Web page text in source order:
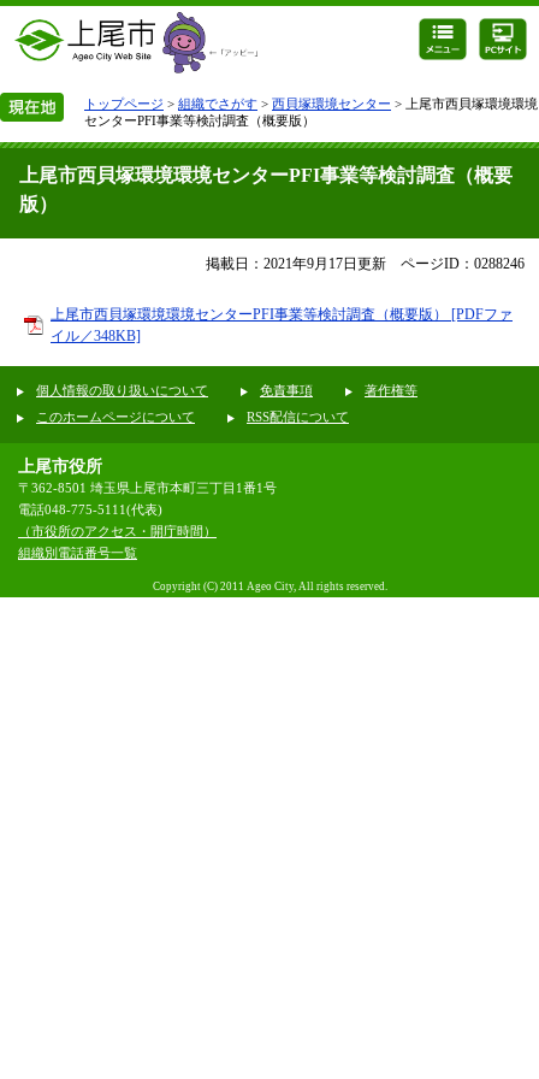
トップページ > 組織でさがす > 西貝塚環境センター > 上尾市西貝塚環境環境
センターPFI事業等検討調査（概要版）
上尾市西貝塚環境環境センターPFI事業等検討調査（概要
版）
掲載日：2021年9月17日更新 ページID：0288246
上尾市西貝塚環境環境センターPFI事業等検討調査（概要版） [PDFファ
イル／348KB]
個人情報の取り扱いについて 免責事項
著作権等
このホームページについて
RSS配信について
上尾市役所
〒362-8501 埼玉県上尾市本町三丁目1番1号
電話048-775-5111(代表)
（市役所のアクセス・開庁時間）
組織別電話番号一覧
Copyright (C) 2011 Ageo City, All rights reserved.